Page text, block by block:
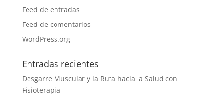
Feed de entradas
Feed de comentarios
WordPress.org
Entradas recientes
Desgarre Muscular y la Ruta hacia la Salud con
Fisioterapia